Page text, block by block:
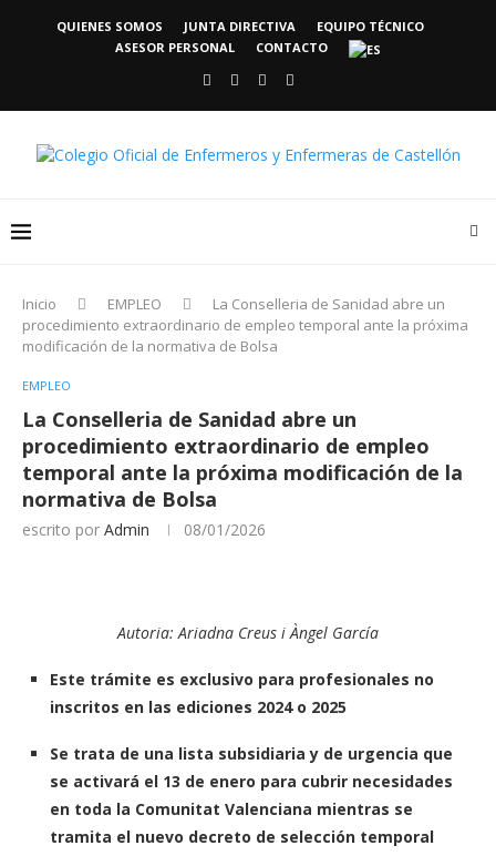
QUIENES SOMOS JUNTA DIRECTIVA
EQUIPO TÉCNICO
ASESOR PERSONAL
CONTACTO
Inicio EMPLEO
La Conselleria de Sanidad abre un
procedimiento extraordinario de empleo temporal ante la próxima
modificación de la normativa de Bolsa
EMPLEO
La Conselleria de Sanidad abre un
procedimiento extraordinario de empleo
temporal ante la próxima modificación de la
normativa de Bolsa
escrito por Admin 08/01/2026
Autoria: Ariadna Creus i Àngel García
Este trámite es exclusivo para profesionales no
inscritos en las ediciones 2024 o 2025
Se trata de una lista subsidiaria y de urgencia que
se activará el 13 de enero para cubrir necesidades
en toda la Comunitat Valenciana mientras se
tramita el nuevo decreto de selección temporal